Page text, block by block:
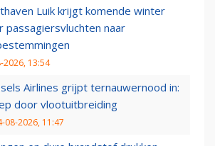
Luik krijgt komende winter
passagiersvluchten naar
2026, 13:54
Airlines grijpt ternauwernood in:
door vlootuitbreiding
08-2026, 11:47